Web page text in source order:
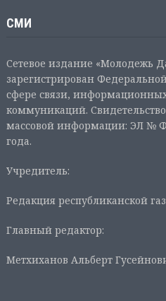
СМИ
Сетевое издание «Молодежь
зарегистрирован
сфере связи,
коммуникаций.
массовой информации: ЭЛ №
года.
Учредитель:
Редакция республиканской
Главный редактор:
Метхиханов Альберт